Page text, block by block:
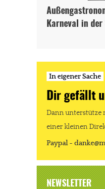
Karneval in
In eigener Sache
Dir gefällt
Dann unterstütze
einer kleinen
Paypal -
NEWSLETTER